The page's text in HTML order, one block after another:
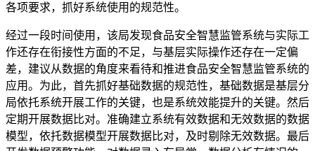
各项要求，抓好系统使用的规范性。
经过一段时间使用，该局发现食品安全智慧监管系统与实际工
作还存在衔接性方面的不足，与基层实际操作还存在一定偏
差，建议从数据的角度来看待和推进食品安全智慧监管系统的
应用。为此，首先抓好基础数据的规范性，基础数据是基层分
局依托系统开展工作的关键，也是系统效能提升的关键。然后
定期开展数据比对。准确建立系统有效数据和无效数据的数据
模型，依托数据模型开展数据比对，及时剔除无效数据。最后